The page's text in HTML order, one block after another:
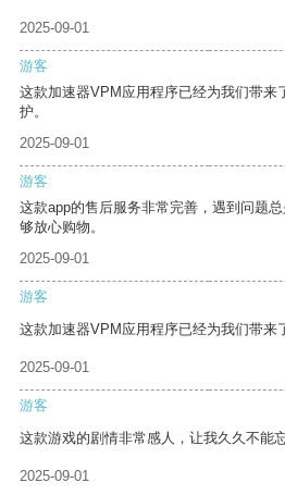
2025-09-01
游客
这款加速器VPM应用程序已经为我们带来
护。
2025-09-01
游客
这款app的售后服务非常完善，遇到问题
够放心购物。
2025-09-01
游客
这款加速器VPM应用程序已经为我们带来
2025-09-01
游客
这款游戏的剧情非常感人，让我久久不能忘
2025-09-01